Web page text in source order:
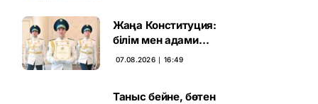
Жаңа Конституция:
білім мен адами
капиталға салынған
07.08.2026 ∣ 16:49
Таныс бейне, бөтен